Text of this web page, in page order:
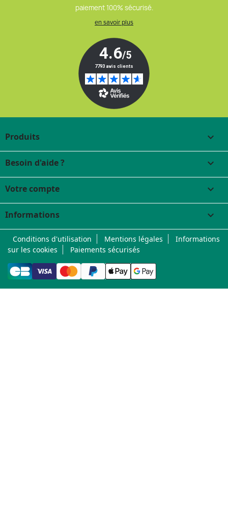
paiement 100% sécurisé.
en savoir plus
Produits 
Besoin d'aide ? 
Votre compte 
Informations keyboard_arrow_down
Conditions d'utilisation Mentions légales
Informations
sur les cookies
Paiements sécurisés